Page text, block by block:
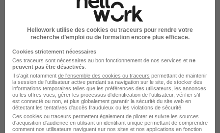
ARMEE DE L'AIR ET DE L'ESPACE Recrutement
Acheteur public
ARMEE DE L'AIR ET DE L'ESPACE Recrutement
Chauffeur routier
ARMEE DE L'AIR ET DE L'ESPACE Recrutement Aide-
soignant
ARMEE DE L'AIR ET DE L'ESPACE Recrutement
Responsable infrastructure informatique
ARMEE DE L'AIR ET DE L'ESPACE Recrutement
Commandant
Hellowork utilise des cookies ou traceurs pour rendre votre
recherche d’emploi ou de formation encore plus efficace.
Cookies strictement nécessaires
Ces traceurs sont nécessaires au bon fonctionnement de nos services et ne
peuvent pas être désactivés
Il s'agit notamment de l'ensemble des cookies ou traceurs permettant de maintenir
la session de l'utilisateur active pendant sa navigation sur le site, de stocker des
informations temporaires telles que les préférences des utilisateurs, les annonces
ou les offres vues, gérer les processus d'identification de l'utilisateur, vérifier s'il
est connecté ou non, et plus globalement garantir la sécurité du site web en
détectant les tentatives d'accès frauduleux ou les violations de sécurité.
Ces cookies ou traceurs permettent également de piloter et suivre les sources
d'acquisition d'audience en utilisant un identifiant unique permettant de comprendre
comment nos utilisateurs naviguent sur nos sites et nos applications en fonction